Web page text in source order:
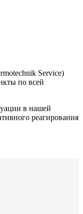
Service)
по всей
в нашей
реагирования